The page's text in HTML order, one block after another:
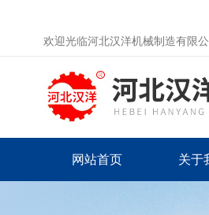
欢迎光临河北汉洋机械制造有限公
网站首页 关于